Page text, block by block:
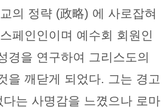
의 정략 (政略) 에 사로잡혀
페인인이며 예수회 회원인
경을 연구하여 그리스도의
을 깨닫게 되었다. 그는 경고
는 사명감을 느꼈으나 로마